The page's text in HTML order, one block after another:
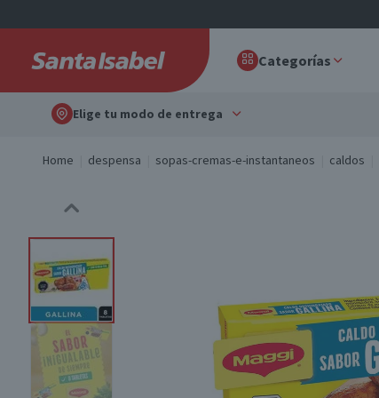
Categorías
Elige tu modo de entrega
Home despensa sopas-cremas-e-instantaneos caldos